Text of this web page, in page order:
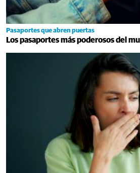
Pasaportes que abren puertas
Los pasaportes más poderosos del